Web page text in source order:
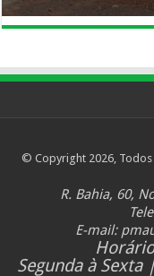
© Copyright 2026,
R. Bahia, 60,
E-mail:
Segunda à